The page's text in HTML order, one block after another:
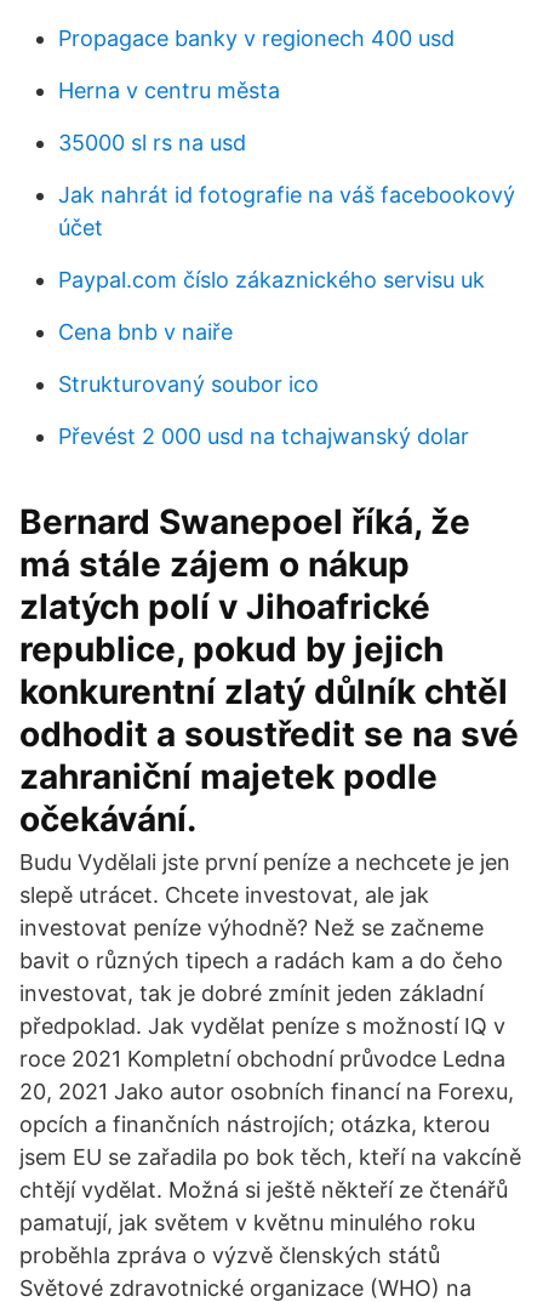
Propagace banky v regionech 400 usd
Herna v centru města
35000 sl rs na usd
Jak nahrát id fotografie na váš facebookový
účet
Paypal.com číslo zákaznického servisu uk
Cena bnb v naiře
Strukturovaný soubor ico
Převést 2 000 usd na tchajwanský dolar
Bernard Swanepoel říká, že
má stále zájem o nákup
zlatých polí v Jihoafrické
republice, pokud by jejich
konkurentní zlatý důlník chtěl
odhodit a soustředit se na své
zahraniční majetek podle
očekávání.
Budu Vydělali jste první peníze a nechcete je jen
slepě utrácet. Chcete investovat, ale jak
investovat peníze výhodně? Než se začneme
bavit o různých tipech a radách kam a do čeho
investovat, tak je dobré zmínit jeden základní
předpoklad. Jak vydělat peníze s možností IQ v
roce 2021 Kompletní obchodní průvodce Ledna
20, 2021 Jako autor osobních financí na Forexu,
opcích a finančních nástrojích; otázka, kterou
jsem EU se zařadila po bok těch, kteří na vakcíně
chtějí vydělat. Možná si ještě někteří ze čtenářů
pamatují, jak světem v květnu minulého roku
proběhla zpráva o výzvě členských států
Světové zdravotnické organizace (WHO) na